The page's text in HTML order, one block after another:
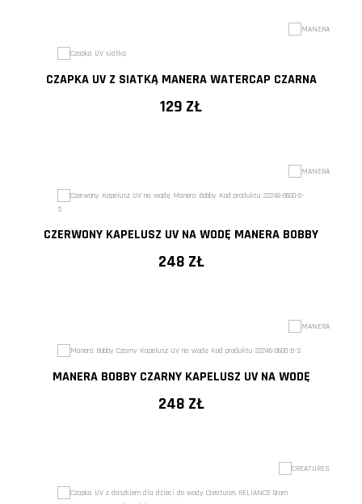
CZAPKA UV Z SIATKĄ MANERA WATERCAP CZARNA
129 ZŁ
CZERWONY KAPELUSZ UV NA WODĘ MANERA BOBBY
248 ZŁ
MANERA BOBBY CZARNY KAPELUSZ UV NA WODĘ
248 ZŁ